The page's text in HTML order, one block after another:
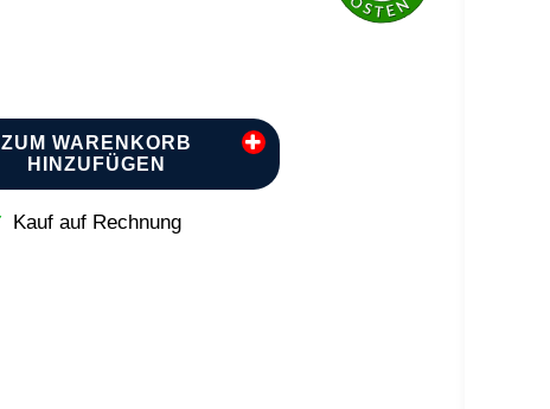
ZUM WARENKORB
HINZUFÜGEN
Kauf auf Rechnung